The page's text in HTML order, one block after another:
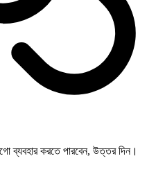
ব্যবহার করতে পারবেন, উত্তর দিন।